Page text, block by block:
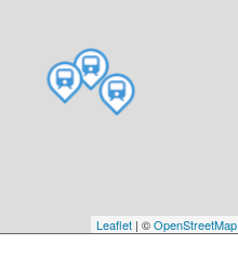
Leaflet | ©OpenStreetMap